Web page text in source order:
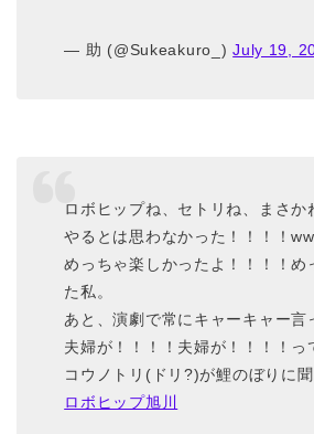
— 助 (@Sukeakuro_)July 19,
ロボヒップね、セトリね、まさか
やるとは思わなかった！！！！
めっちゃ楽しかったよ！！！！め
た私。
あと、演劇で常にキャーキャー言
夫婦が！！！！夫婦が！！！！っ
コウノトリ(ドリ?)が鯉のぼりに聞
ロボヒップ旭川